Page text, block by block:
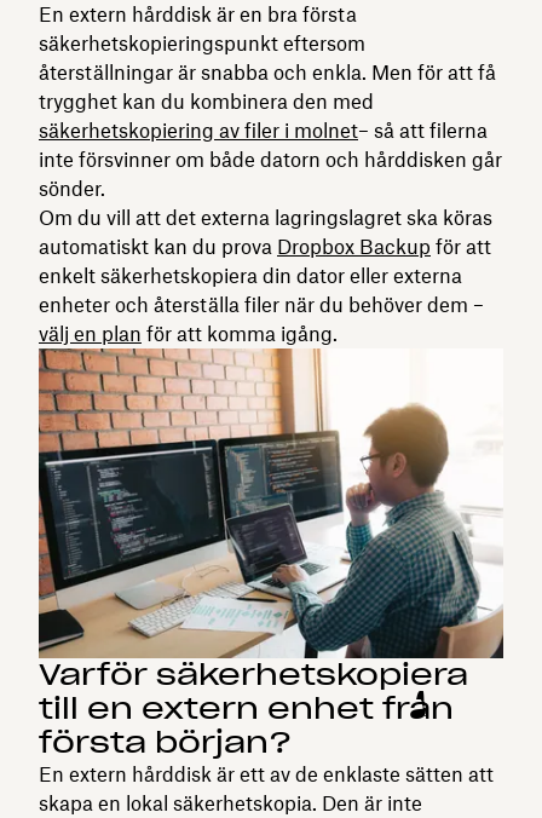
En extern hårddisk är en bra första
säkerhetskopieringspunkt eftersom
återställningar är snabba och enkla. Men för att få
trygghet kan du kombinera den med
säkerhetskopiering av filer i molnet– så att filerna
inte försvinner om både datorn och hårddisken går
sönder.
Om du vill att det externa lagringslagret ska köras
automatiskt kan du prova Dropbox Backup för att
enkelt säkerhetskopiera din dator eller externa
enheter och återställa filer när du behöver dem –
välj en plan för att komma igång.
Varför säkerhetskopiera
till en extern enhet från
första början?
En extern hårddisk är ett av de enklaste sätten att
skapa en lokal säkerhetskopia. Den är inte